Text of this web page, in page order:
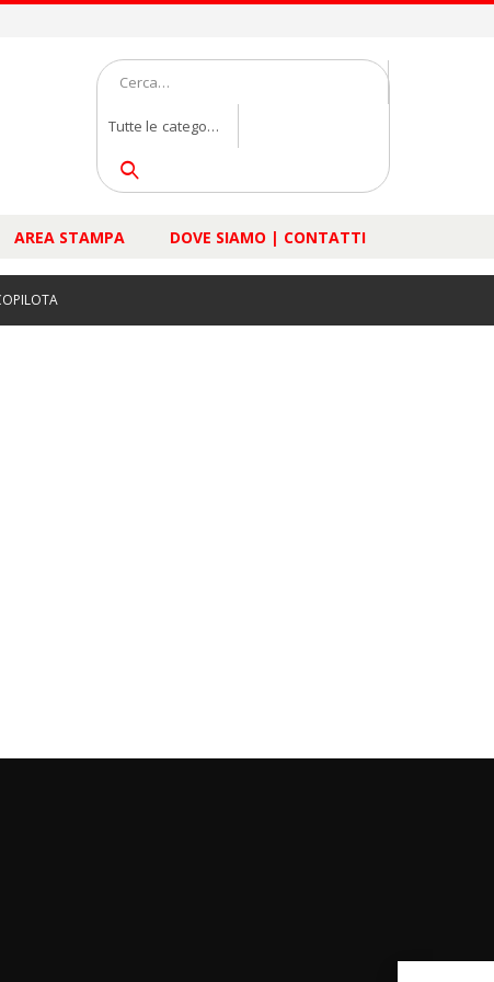
Tutte le categorie
AREA STAMPA DOVE SIAMO | CONTATTI